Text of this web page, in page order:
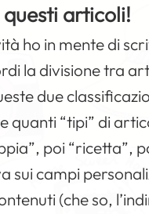
articoli!
ho in mente di
la divisione tra
due
quanti “tipi” di
poi “ricetta”,
sui campi
(che so,